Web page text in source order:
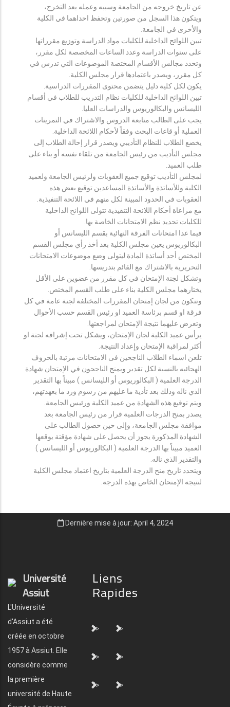
عن تاريخ خروجه من الجامعة وسببه وعمله بعد التخرج،
ويتكون هذا السجل من صورتين وتحفظ احداهما في الكلية
والأخرى في الجامعة.
تبين اللوائح الداخلية للكليات مواد الدراسة وتوزيع مقرراتها
على سنوات الدراسة وعدد الساعات المخصصة لكل مقرر،
وتحدد مجالس الأقسام المختصة الموضوعات التي تدرس في
كل مقرر، ويصدر باعتمادها قرار مجلس الكلية.
يكون لكل كلية دليل يتضمن محتوى المقررات الدراسية.
تبين اللوائح الداخلية للكليات نظام التدريب للطلاب في أقسام
الليسانس والبكالوريوس والدراسات العليا.
يجب على الطالب متابعة الدروس والاشتراك في التمرينات
العملية أو قاعات البحث وفقاً لأحكام اللائحة الداخلية.
يخضع الطلاب للنظام التأديبي ويصدر قرار إحالة الطلاب إلى
مجلس التأديب من رئيس الجامعة من تلقاء نفسه أو بناء على
طلب العميد.
لمجلس التأديب توقيع جميع العقوبات ولرئيس الجامعة ولعميد
الكلية وللأساتذة والأساتذة المساعدين توقيع بعض هذه
العقوبات في الحدود المبينة لكل منهم في اللائحة التنفيذية.
مع مراعاة أحكام اللائحة التنفيذية تتولى اللوائح الداخلية
للكليات تحديد نظم الامتحانات الخاصة بها.
فيما عدا امتحانات الفرقة النهائية بقسم الليسانس أو
البكالوريوس يعين مجلس الكلية بعد أخذ رأي مجلس القسم
المختص أحد أساتذة المادة ليتولى وضع موضوعات الامتحانات
التحريرية بالاشتراك مع القائم بتدريسها.
وتشكل لجنة الإمتحان في كل مقرر من عضوين على الأقل
يختارهما مجلس الكلية بناء على طلب القسم المختص.
وتتكون من لجان إمتحان المقررات المختلفة لجنة عامة في كل
فرقة او قسم برئاسة العميد او رئيس القسم حسب الأحوال
وتعرض عليهما نتيجة الإمتحان لمراجعتها.
يرأس عميد الكلية لجان الإمتحان، ويشكل تحت إشرافه لجنة او
أكثر لمراقبة الإمتحان وإعداد النتيجة.
تلعن اسماء الطلاب الناجحين فى الامتحانات مرتبة بالحروف
الهجائيه بالنسبة لكل تقدير ويمنح الناجحون في الإمتحان شهادة
الدرجة العلمية ( البكالوريوس أو الليسانس ) مبيناً بها التقدير
الذي ناله وذلك بعد تأدية ما عليهم من رسوم ورد ما بعهدتهم،
ويتم توقيع هذه الشهادة من عميد الكلية ورئيس الجامعة.
يصدر بمنح الدرجات العلمية قرار من رئيس الجامعة بعد
موافقة مجلس الجامعة، وإلى حين حصول الطالب على
الشهادة المذكورة يجوز أن يحصل على شهادة مؤقتة يوقعها
العميد مبيناً بها الدرجة العلمية ( البكالوريوس أو الليسانس )
والتقدير الذي ناله.
ويتحدد تاريخ منح الدرجة العلمية بتاريخ اعتماد مجلس الكلية
لنتيجة الإمتحان الخاص بهذه الدرجة.
Dernière mise à jour: April 4, 2024
Université
Assiut
L'Université
d'Assiut a été
créée en octobre
1957 à Assiut. Elle
considère comme
la première
université de Haute
Liens
Rapides
"> ">
"> ">
"> ">